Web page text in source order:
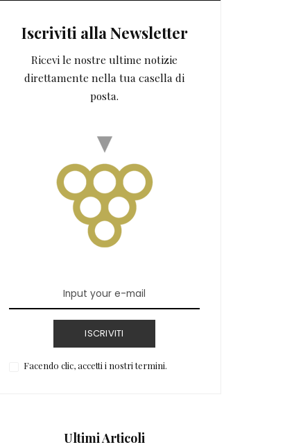
Iscriviti alla Newsletter
Ricevi le nostre ultime notizie
direttamente nella tua casella di
posta.
ISCRIVITI
Facendo clic, accetti i nostri termini.
Ultimi Articoli